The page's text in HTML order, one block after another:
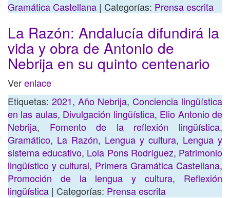
Gramática Castellana | Categorías: Prensa escrita
La Razón: Andalucía difundirá la
vida y obra de Antonio de
Nebrija en su quinto centenario
Verenlace
Etiquetas: 2021, Año Nebrija, Conciencia lingüística
en las aulas, Divulgación lingüística, Elio Antonio de
Nebrija, Fomento de la reflexión lingüística,
Gramático, La Razón, Lengua y cultura, Lengua y
sistema educativo, Lola Pons Rodríguez, Patrimonio
lingüístico y cultural, Primera Gramática Castellana,
Promoción de la lengua y cultura, Reflexión
lingüística | Categorías: Prensa escrita